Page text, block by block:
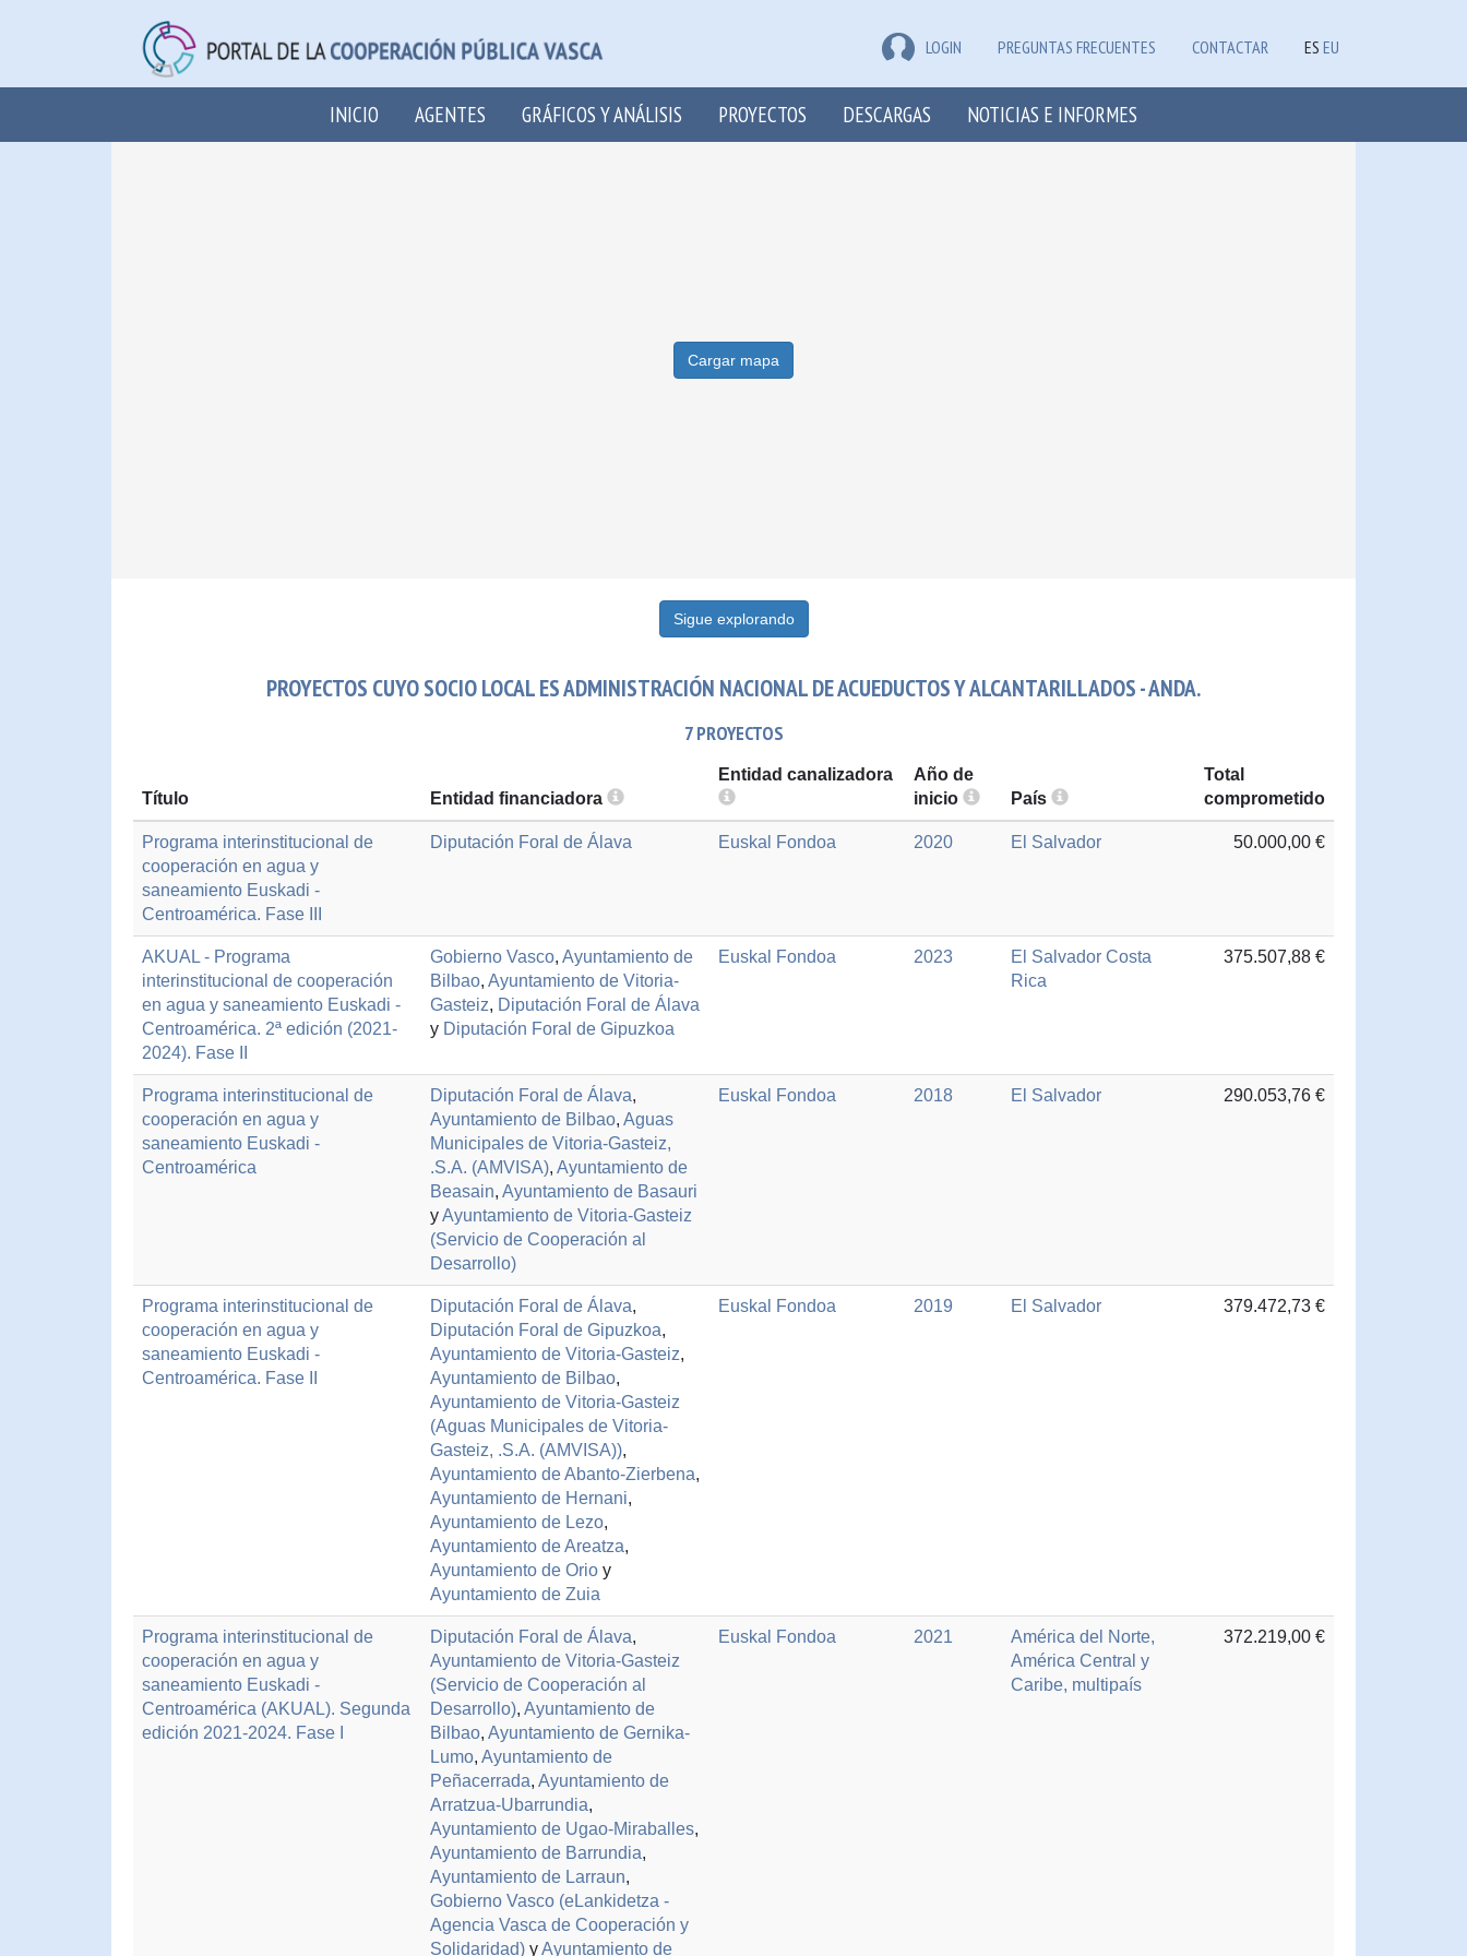
LOGIN PREGUNTAS FRECUENTES CONTACTAR ES EU
INICIO AGENTES GRÁFICOS Y ANÁLISIS PROYECTOS DESCARGAS NOTICIAS E INFORMES
Cargar mapa
Sigue explorando
PROYECTOS CUYO SOCIO LOCAL ES ADMINISTRACIÓN NACIONAL DE ACUEDUCTOS Y ALCANTARILLADOS - ANDA.
7 PROYECTOS
Título Entidad financiadora
Entidad canalizadora
Año de
inicio
País
Total
comprometido
Programa interinstitucional de
cooperación en agua y
saneamiento Euskadi -
Centroamérica. Fase III
Diputación Foral de Álava Euskal Fondoa 2020 El Salvador 50.000,00 €
AKUAL - Programa
interinstitucional de cooperación
en agua y saneamiento Euskadi -
Centroamérica. 2ª edición (2021-
2024). Fase II
Gobierno Vasco, Ayuntamiento de
Bilbao, Ayuntamiento de Vitoria-
Gasteiz, Diputación Foral de Álava
y Diputación Foral de Gipuzkoa
Euskal Fondoa 2023 El Salvador Costa
Rica
375.507,88 €
Programa interinstitucional de
cooperación en agua y
saneamiento Euskadi -
Centroamérica
Diputación Foral de Álava,
Ayuntamiento de Bilbao, Aguas
Municipales de Vitoria-Gasteiz,
.S.A. (AMVISA), Ayuntamiento de
Beasain, Ayuntamiento de Basauri
yAyuntamiento de Vitoria-Gasteiz
(Servicio de Cooperación al
Desarrollo)
Euskal Fondoa 2018 El Salvador 290.053,76 €
Programa interinstitucional de
cooperación en agua y
saneamiento Euskadi -
Centroamérica. Fase II
Diputación Foral de Álava,
Diputación Foral de Gipuzkoa,
Ayuntamiento de Vitoria-Gasteiz,
Ayuntamiento de Bilbao,
Ayuntamiento de Vitoria-Gasteiz
(Aguas Municipales de Vitoria-
Gasteiz, .S.A. (AMVISA)),
Ayuntamiento de Abanto-Zierbena,
Ayuntamiento de Hernani,
Ayuntamiento de Lezo,
Ayuntamiento de Areatza,
Ayuntamiento de Orio y
Ayuntamiento de Zuia
Euskal Fondoa 2019 El Salvador 379.472,73 €
Programa interinstitucional de
cooperación en agua y
saneamiento Euskadi -
Centroamérica (AKUAL). Segunda
edición 2021-2024. Fase I
Diputación Foral de Álava,
Ayuntamiento de Vitoria-Gasteiz
(Servicio de Cooperación al
Desarrollo), Ayuntamiento de
Bilbao, Ayuntamiento de Gernika-
Lumo, Ayuntamiento de
Peñacerrada, Ayuntamiento de
Arratzua-Ubarrundia,
Ayuntamiento de Ugao-Miraballes,
Ayuntamiento de Barrundia,
Ayuntamiento de Larraun,
Gobierno Vasco (eLankidetza -
Agencia Vasca de Cooperación y
Solidaridad) yAyuntamiento de
Euskal Fondoa 2021
América del Norte,
América Central y
Caribe, multipaís
372.219,00 €